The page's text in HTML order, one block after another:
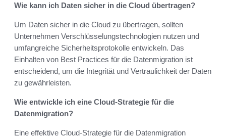
Wie kann ich Daten sicher in die Cloud übertragen?
Um Daten sicher in die Cloud zu übertragen, sollten
Unternehmen Verschlüsselungstechnologien nutzen und
umfangreiche Sicherheitsprotokolle entwickeln. Das
Einhalten von Best Practices für die Datenmigration ist
entscheidend, um die Integrität und Vertraulichkeit der Daten
zu gewährleisten.
Wie entwickle ich eine Cloud-Strategie für die
Datenmigration?
Eine effektive Cloud-Strategie für die Datenmigration